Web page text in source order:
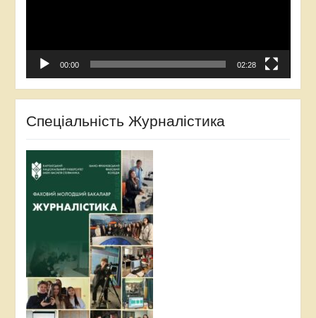
00:00 02:28
Спеціальність Журналістика